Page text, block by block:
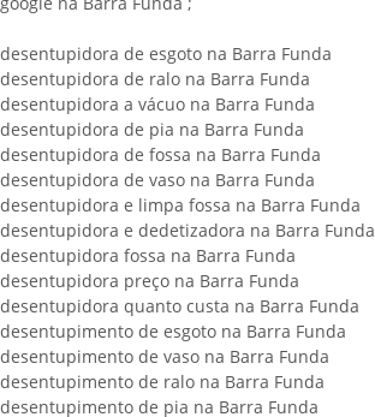
desentupidora de esgoto na Barra Funda
desentupidora de ralo na Barra Funda
desentupidora a vácuo na Barra Funda
desentupidora de pia na Barra Funda
desentupidora de fossa na Barra Funda
desentupidora de vaso na Barra Funda
desentupidora e limpa fossa na Barra Funda
desentupidora e dedetizadora na Barra Funda
desentupidora fossa na Barra Funda
desentupidora preço na Barra Funda
desentupidora quanto custa na Barra Funda
desentupimento de esgoto na Barra Funda
desentupimento de vaso na Barra Funda
desentupimento de ralo na Barra Funda
desentupimento de pia na Barra Funda